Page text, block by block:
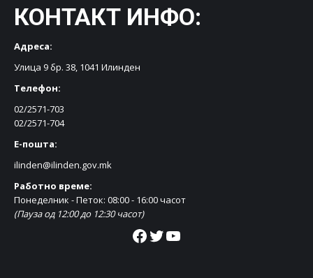
КОНТАКТ ИНФО:
Адреса:
Улица 9 бр. 38, 1041 Илинден
Телефон:
02/2571-703
02/2571-704
Е-пошта:
ilinden@ilinden.gov.mk
Работно време:
Понеделник - Петок: 08:00 - 16:00 часот
(Пауза од 12:00 до 12:30 часот)
Facebook Twitter YouTube